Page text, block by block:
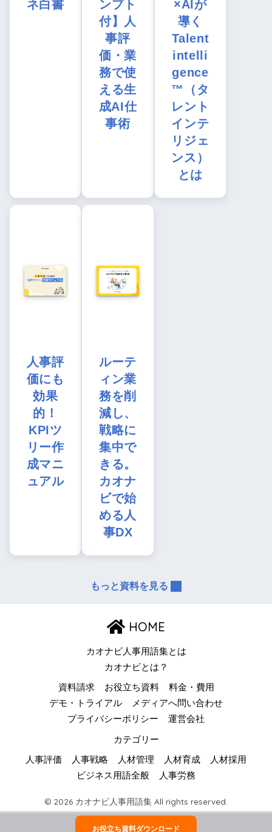
ネ白書
ンプト
付】人
事評
価・業
務で使
える生
成AI仕
事術
×AIが
導く
Talent
intelli
gence
™（タ
レント
インテ
リジェ
ンス）
とは
人事評
価にも
効果
的！
KPIツ
リー作
成マニ
ュアル
ルーテ
ィン業
務を削
減し、
戦略に
集中で
きる。
カオナ
ビで始
める人
事DX
もっと資料を見る
HOME
カオナビ人事用語集とは
カオナビとは？
資料請求 お役立ち資料
料金・費用
デモ・トライアル
メディアへ問い合わせ
プライバシーポリシー
運営会社
カテゴリー
人事評価 人事戦略 人材管理 人材育成
人材採用
ビジネス用語全般
人事労務
© 2026 カオナビ人事用語集 All rights reserved.
お役立ち資料ダウンロード